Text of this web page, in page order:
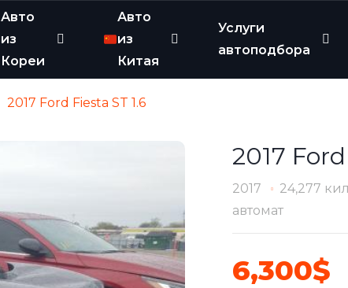
Авто
из
Кореи
Авто
из
Китая
Услуги
автоподбора
2017 Ford Fiesta ST 1.6
2017
2017 24,277
автомат
6,300$